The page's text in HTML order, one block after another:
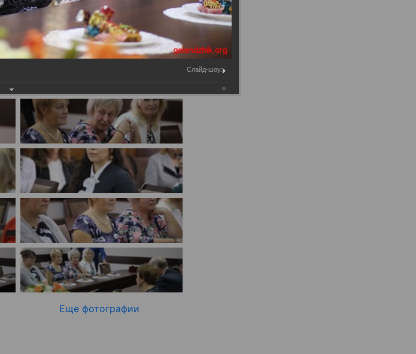
имуществе и обязательствах
имущественного характера
План работы и график сессий
Написать обращение
Просмотр своего обращения
Установленные формы
обращений
Порядок и время приема
Порядок обжалования
Обзоры обращений лиц
Законодательная карта
Порядок оказания бесплатной
юридической помощи
Муниципальное имущество
Муниципально-частное
Региональный государственный
Документы о выявлении
Еще фотографии
Слайд-шоу: